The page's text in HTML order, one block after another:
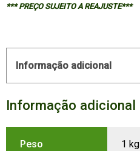
*** PREÇO SUJEITO A REAJUSTE***
Informação adicional
Informação adicional
Peso 1 kg